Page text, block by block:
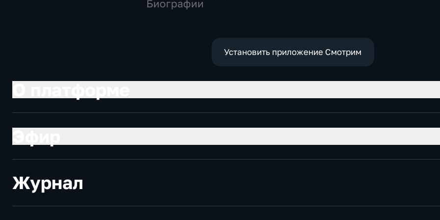
Биографии
Установить приложение Смотрим
Журнал